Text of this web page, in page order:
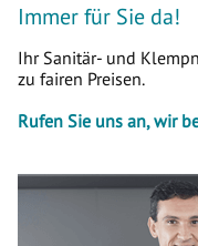
Immer für Sie da!
Ihr Sanitär- und
zu fairen Preisen.
Rufen Sie uns an, wir